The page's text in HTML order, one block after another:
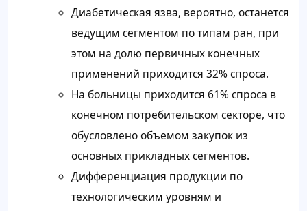
Диабетическая язва, вероятно, останется
ведущим сегментом по типам ран, при
этом на долю первичных конечных
применений приходится 32% спроса.
На больницы приходится 61% спроса в
конечном потребительском секторе, что
обусловлено объемом закупок из
основных прикладных сегментов.
Дифференциация продукции по
технологическим уровням и